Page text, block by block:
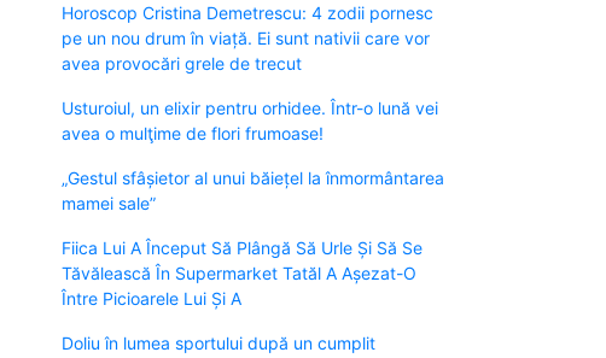
Horoscop Cristina Demetrescu: 4 zodii pornesc
pe un nou drum în viață. Ei sunt nativii care vor
avea provocări grele de trecut
Usturoiul, un elixir pentru orhidee. Într-o lună vei
avea o mulţime de flori frumoase!
„Gestul sfâșietor al unui băiețel la înmormântarea
mamei sale”
Fiica Lui A Început Să Plângă Să Urle Și Să Se
Tăvălească În Supermarket Tatăl A Așezat-O
Între Picioarele Lui Și A
Doliu în lumea sportului după un cumplit